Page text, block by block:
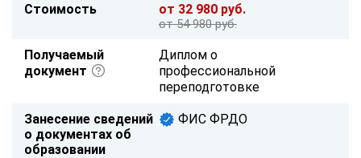
Стоимость от 32 980 руб.
от 54 980 руб.
Получаемый
документ
Диплом о
профессиональной
переподготовке
Занесение сведений
о документах об
образовании
ФИС ФРДО